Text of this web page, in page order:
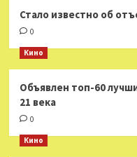
Стало известно об
0
Кино
Объявлен топ-60
21 века
0
Кино